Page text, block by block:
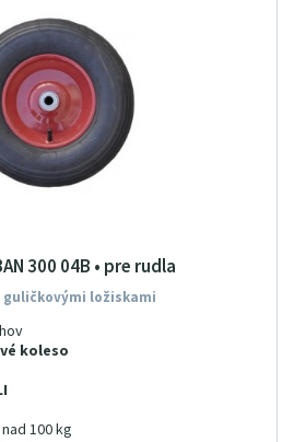
300 04B • pre rudla
guličkovými ložiskami
koleso
100 kg